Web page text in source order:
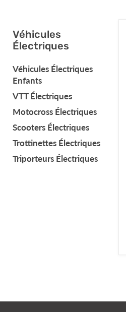
Véhicules
Électriques
Véhicules Électriques
Enfants
VTT Électriques
Motocross Électriques
Scooters Électriques
Trottinettes Électriques
Triporteurs Électriques